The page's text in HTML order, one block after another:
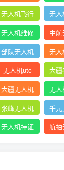
人
司官
无人机飞行
控制系统中
的pid控制器
无人
无人机维修
中
部队无人机
无人
无人机utc
大疆
大疆无人机
能飞多远
无人
张峰无人机
千元
无人机持证
航拍